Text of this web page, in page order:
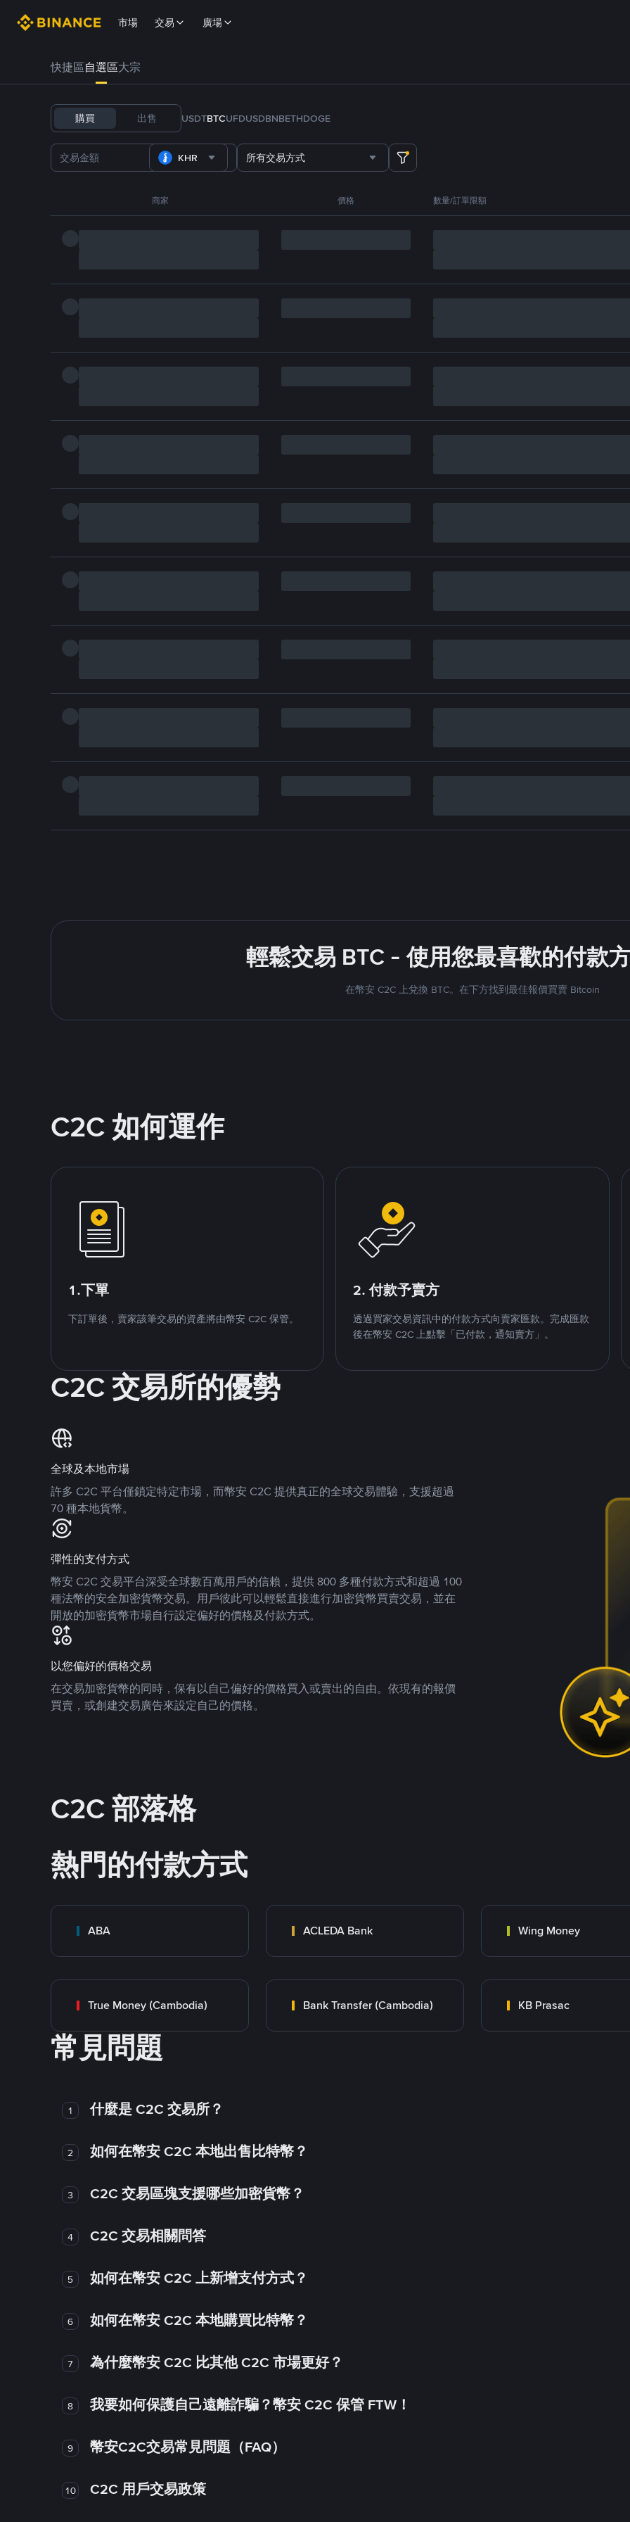
市場 交易 廣場
快捷區自選區大宗
購買 出售 USDTBTCUFDUSDBNBETHDOGE
KHR 所有交易方式
商家 價格 數量/訂單限額
輕鬆交易 BTC - 使用您最喜歡的付款
在幣安 C2C 上兌換 BTC。在下方找到最佳報價買賣 Bitcoin
C2C 如何運作
1.下單
下訂單後，賣家該筆交易的資產將由幣安 C2C 保管。
2. 付款予賣方
透過買家交易資訊中的付款方式向賣家匯款。完成匯款
後在幣安 C2C 上點擊「已付款，通知賣方」。
C2C 交易所的優勢
全球及本地市場
許多 C2C 平台僅鎖定特定市場，而幣安 C2C 提供真正的全球交易體驗，支援超過
70 種本地貨幣。
彈性的支付方式
幣安 C2C 交易平台深受全球數百萬用戶的信賴，提供 800 多種付款方式和超過 100
種法幣的安全加密貨幣交易。用戶彼此可以輕鬆直接進行加密貨幣買賣交易，並在
開放的加密貨幣市場自行設定偏好的價格及付款方式。
以您偏好的價格交易
在交易加密貨幣的同時，保有以自己偏好的價格買入或賣出的自由。依現有的報價
買賣，或創建交易廣告來設定自己的價格。
C2C 部落格
熱門的付款方式
ABA ACLEDA Bank Wing Money
True Money (Cambodia) Bank Transfer (Cambodia) KB Prasac
常見問題
1 什麼是 C2C 交易所？
2 如何在幣安 C2C 本地出售比特幣？
3 C2C 交易區塊支援哪些加密貨幣？
4 C2C 交易相關問答
5 如何在幣安 C2C 上新增支付方式？
6 如何在幣安 C2C 本地購買比特幣？
7 為什麼幣安 C2C 比其他 C2C 市場更好？
8 我要如何保護自己遠離詐騙？幣安 C2C 保管 FTW！
9 幣安C2C交易常見問題（FAQ）
10 C2C 用戶交易政策